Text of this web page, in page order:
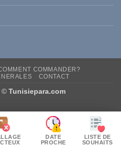
COMMANDER?
CONTACT
© Tunisiepara.com
DATE
PROCHE
LISTE DE
SOUHAITS